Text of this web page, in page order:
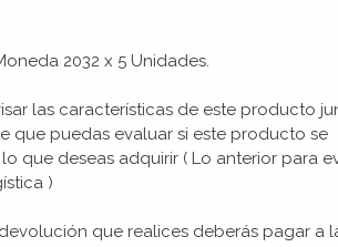
2032 x 5 Unidades.
las características de este producto
que puedas evaluar si este producto se
que deseas adquirir ( Lo anterior para
)
que realices deberás pagar a